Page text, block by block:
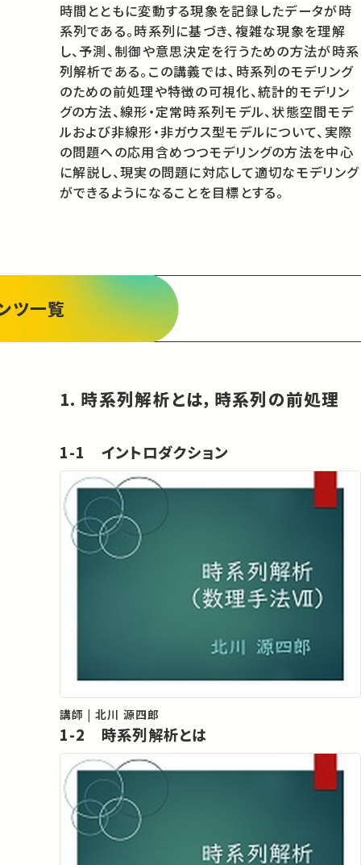
時間とともに変動する現象を記録したデータが時
系列である。時系列に基づき、複雑な現象を理解
し、予測、制御や意思決定を行うための方法が時系
列解析である。この講義では、時系列のモデリング
のための前処理や特徴の可視化、統計的モデリン
グの方法、線形・定常時系列モデル、状態空間モデ
ルおよび非線形・非ガウス型モデルについて、実際
の問題への応用含めつつモデリングの方法を中心
に解説し、現実の問題に対応して適切なモデリング
ができるようになることを目標とする。
ツ一覧
1. 時系列解析とは，時系列の前処理
1-1 イントロダクション
講師 | 北川 源四郎
1-2 時系列解析とは